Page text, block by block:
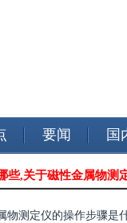
要闻 国
些,关于磁性金属物测
物测定仪的操作步骤是